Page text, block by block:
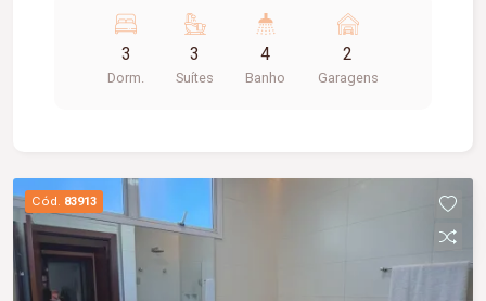
paisagismo completo. Garagem coberta para 2
Terreno de 360m² Área construída de 208m²
3
Dorm.
3
Suítes
4
Banho
2
Garagens
Cód. 83913